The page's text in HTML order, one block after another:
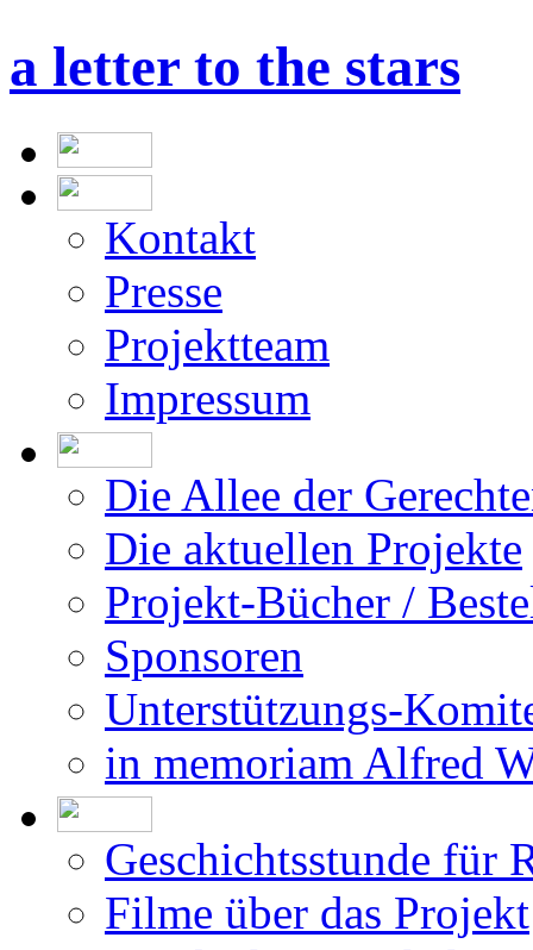
a letter to the stars
Kontakt
Projektteam
Impressum
Die Allee der
Die aktuellen Projekte
Projekt-Bücher /
Unterstützungs-
in memoriam Alfred